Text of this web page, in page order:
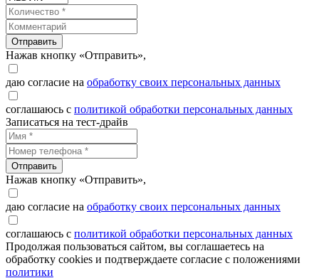
Отправить
Нажав кнопку «Отправить»,
даю согласие на обработку своих персональных данных
соглашаюсь с политикой обработки персональных данных
Записаться на тест-драйв
Отправить
Нажав кнопку «Отправить»,
даю согласие на обработку своих персональных данных
соглашаюсь с политикой обработки персональных данных
Продолжая пользоваться сайтом, вы соглашаетесь на
обработку cookies и подтверждаете согласие с положениями
политики